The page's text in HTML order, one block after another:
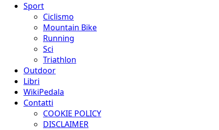
Sport
Ciclismo
Mountain Bike
Running
Sci
Triathlon
Outdoor
Libri
WikiPedala
Contatti
COOKIE POLICY
DISCLAIMER